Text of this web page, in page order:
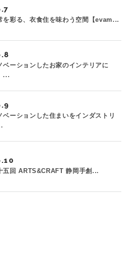
を彩る、衣食住を味わう空間【evam...
ベーションしたお家のインテリアに
...
ベーションした住まいをインダストリ
五回 ARTS&CRAFT 静岡手創...